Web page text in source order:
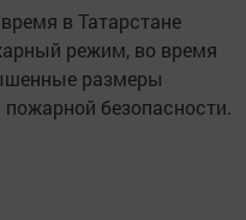
в Татарстане
режим, во время
размеры
безопасности.